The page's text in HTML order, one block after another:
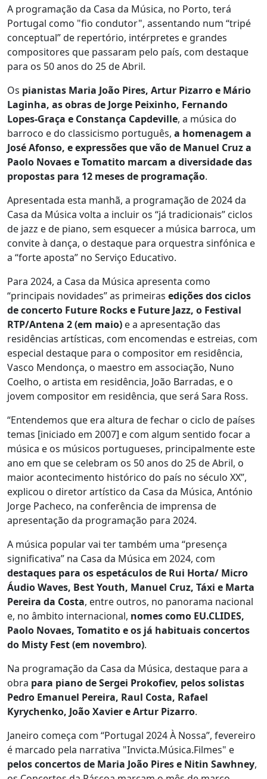
A programação da Casa da Música, no Porto, terá
Portugal como "fio condutor", assentando num “tripé
conceptual” de repertório, intérpretes e grandes
compositores que passaram pelo país, com destaque
para os 50 anos do 25 de Abril.
Os pianistas Maria João Pires, Artur Pizarro e Mário
Laginha, as obras de Jorge Peixinho, Fernando
Lopes-Graça e Constança Capdeville, a música do
barroco e do classicismo português, a homenagem a
José Afonso, e expressões que vão de Manuel Cruz a
Paolo Novaes e Tomatito marcam a diversidade das
propostas para 12 meses de programação.
Apresentada esta manhã, a programação de 2024 da
Casa da Música volta a incluir os “já tradicionais” ciclos
de jazz e de piano, sem esquecer a música barroca, um
convite à dança, o destaque para orquestra sinfónica e
a “forte aposta” no Serviço Educativo.
Para 2024, a Casa da Música apresenta como
“principais novidades” as primeiras edições dos ciclos
de concerto Future Rocks e Future Jazz, o Festival
RTP/Antena 2 (em maio) e a apresentação das
residências artísticas, com encomendas e estreias, com
especial destaque para o compositor em residência,
Vasco Mendonça, o maestro em associação, Nuno
Coelho, o artista em residência, João Barradas, e o
jovem compositor em residência, que será Sara Ross.
“Entendemos que era altura de fechar o ciclo de países
temas [iniciado em 2007] e com algum sentido focar a
música e os músicos portugueses, principalmente este
ano em que se celebram os 50 anos do 25 de Abril, o
maior acontecimento histórico do país no século XX”,
explicou o diretor artístico da Casa da Música, António
Jorge Pacheco, na conferência de imprensa de
apresentação da programação para 2024.
A música popular vai ter também uma “presença
significativa” na Casa da Música em 2024, com
destaques para os espetáculos de Rui Horta/ Micro
Áudio Waves, Best Youth, Manuel Cruz, Táxi e Marta
Pereira da Costa, entre outros, no panorama nacional
e, no âmbito internacional, nomes como EU.CLIDES,
Paolo Novaes, Tomatito e os já habituais concertos
do Misty Fest (em novembro).
Na programação da Casa da Música, destaque para a
obra para piano de Sergei Prokofiev, pelos solistas
Pedro Emanuel Pereira, Raul Costa, Rafael
Kyrychenko, João Xavier e Artur Pizarro.
Janeiro começa com “Portugal 2024 À Nossa”, fevereiro
é marcado pela narrativa "Invicta.Música.Filmes" e
pelos concertos de Maria João Pires e Nitin Sawhney,